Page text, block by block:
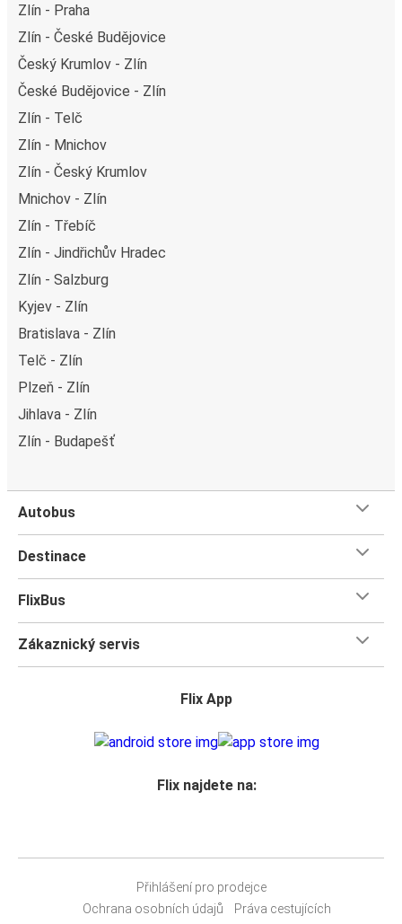
Zlín - Praha
Zlín - České Budějovice
Český Krumlov - Zlín
České Budějovice - Zlín
Zlín - Telč
Zlín - Mnichov
Zlín - Český Krumlov
Mnichov - Zlín
Zlín - Třebíč
Zlín - Jindřichův Hradec
Zlín - Salzburg
Kyjev - Zlín
Bratislava - Zlín
Telč - Zlín
Plzeň - Zlín
Jihlava - Zlín
Zlín - Budapešť
Autobus
Destinace
FlixBus
Zákaznický servis
Flix App
Flix najdete na:
Přihlášení pro prodejce
Ochrana osobních údajů
Práva cestujících